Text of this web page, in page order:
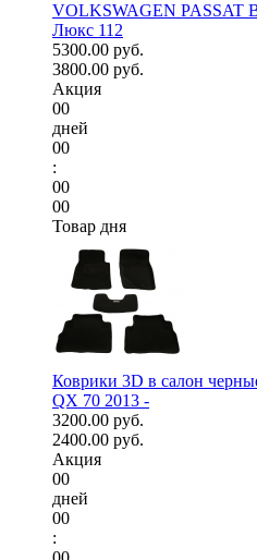
VOLKSWAGEN PASSAT
Люкс 112
5300.00 руб.
3800.00 руб.
Акция
00
дней
00
:
00
00
Товар дня
Коврики 3D в салон
QX 70 2013 -
3200.00 руб.
2400.00 руб.
Акция
00
дней
00
: